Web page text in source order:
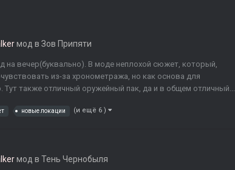
мод в Зов Припяти
вечер(буквально). В моде неплохой сюжет, который,
из-за хронометража, но как основа для
также отличный оружейный пак, да и в общем отличный...
новые локации (и ещё 6 )
мод в Тень Чернобыля